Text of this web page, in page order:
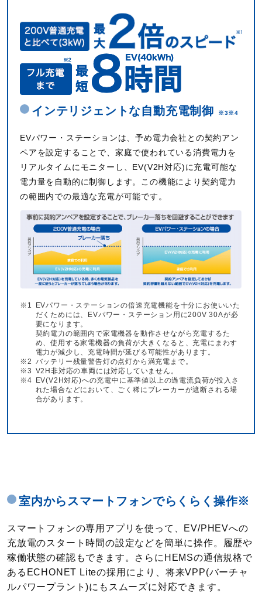
インテリジェントな自動充電制御 ※3※4
EVパワー・ステーションは、予め電力会社との契約アン
ペアを設定することで、家庭で使われている消費電力を
リアルタイムにモニターし、EV(V2H対応)に充電可能な
電力量を自動的に制御します。この機能により契約電力
の範囲内での最適な充電が可能です。
※1
EVパワー・ステーションの倍速充電機能を十分にお使いいた
だくためには、EVパワー・ステーション用に200V 30Aが必
要になります。
契約電力の範囲内で家電機器を動作させながら充電するた
め、使用する家電機器の負荷が大きくなると、充電にまわす
電力が減少し、充電時間が延びる可能性があります。
※2 バッテリー残量警告灯の点灯から満充電まで。
※3 V2H非対応の車両には対応していません。
※4
EV(V2H対応)への充電中に基準値以上の過電流負荷が投入さ
れた場合などにおいて、ごく稀にブレーカーが遮断される場
合があります。
室内からスマートフォンでらくらく操作※
スマートフォンの専用アプリを使って、EV/PHEVへの
充放電のスタート時間の設定などを簡単に操作。履歴や
稼働状態の確認もできます。さらにHEMSの通信規格で
あるECHONET Liteの採用により、将来VPP(バーチャ
ルパワープラント)にもスムーズに対応できます。